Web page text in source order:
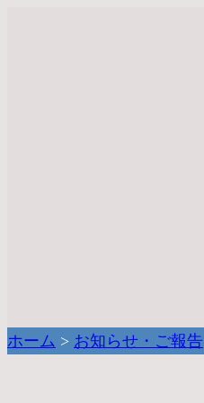
ホーム > お知らせ・ご報告